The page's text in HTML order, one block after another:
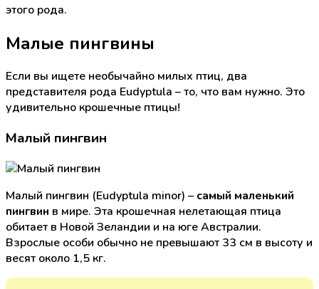
этого рода.
Малые пингвины
Если вы ищете необычайно милых птиц, два
представителя рода Eudyptula – то, что вам нужно. Это
удивительно крошечные птицы!
Малый пингвин
Малый пингвин (Eudyptula minor) – самый маленький
пингвин в мире. Эта крошечная нелетающая птица
обитает в Новой Зеландии и на юге Австралии.
Взрослые особи обычно не превышают 33 см в высоту и
весят около 1,5 кг.